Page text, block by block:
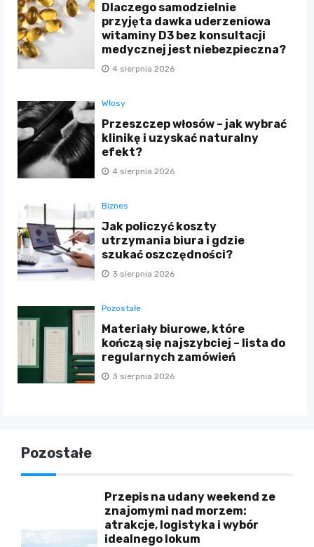
Dlaczego samodzielnie
przyjęta dawka uderzeniowa
witaminy D3 bez konsultacji
medycznej jest niebezpieczna?
4 sierpnia 2026
Włosy
Przeszczep włosów – jak wybrać
klinikę i uzyskać naturalny
efekt?
4 sierpnia 2026
Biznes
Jak policzyć koszty
utrzymania biura i gdzie
szukać oszczędności?
3 sierpnia 2026
Pozostałe
Materiały biurowe, które
kończą się najszybciej – lista do
regularnych zamówień
3 sierpnia 2026
Pozostałe
Przepis na udany weekend ze
znajomymi nad morzem:
atrakcje, logistyka i wybór
idealnego lokum